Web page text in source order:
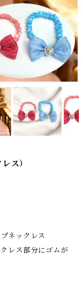
ス）
ネックレス
レス部分にゴムが